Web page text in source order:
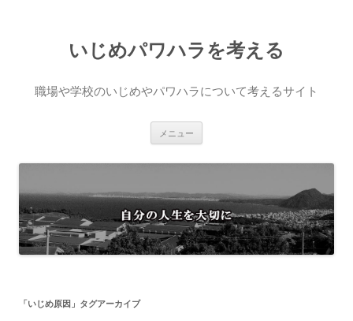
いじめパワハラを考える
職場や学校のいじめやパワハラについて考えるサイト
メニュー
ン
ス
キ
ッ
プ
「いじめ原因 」タグアーカイブ